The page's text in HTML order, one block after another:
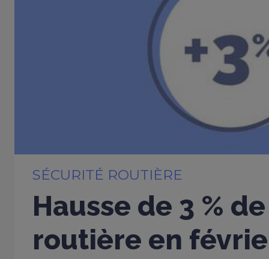
SÉCURITÉ ROUTIÈRE
Hausse de 3 %
routière en